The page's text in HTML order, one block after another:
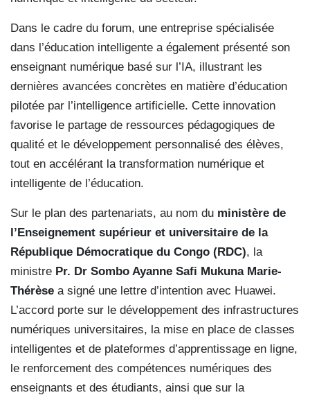
Dans le cadre du forum, une entreprise spécialisée
dans l’éducation intelligente a également présenté son
enseignant numérique basé sur l’IA, illustrant les
dernières avancées concrètes en matière d’éducation
pilotée par l’intelligence artificielle. Cette innovation
favorise le partage de ressources pédagogiques de
qualité et le développement personnalisé des élèves,
tout en accélérant la transformation numérique et
intelligente de l’éducation.
Sur le plan des partenariats, au nom du ministère de
l’Enseignement supérieur et universitaire de la
République Démocratique du Congo (RDC), la
ministre Pr. Dr Sombo Ayanne Safi Mukuna Marie-
Thérèse a signé une lettre d’intention avec Huawei.
L’accord porte sur le développement des infrastructures
numériques universitaires, la mise en place de classes
intelligentes et de plateformes d’apprentissage en ligne,
le renforcement des compétences numériques des
enseignants et des étudiants, ainsi que sur la